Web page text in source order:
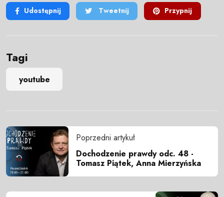
Udostępnij Tweetnij Przypnij
Tagi
youtube
Poprzedni artykuł
Dochodzenie prawdy odc. 48 -
Tomasz Piątek, Anna Mierzyńska